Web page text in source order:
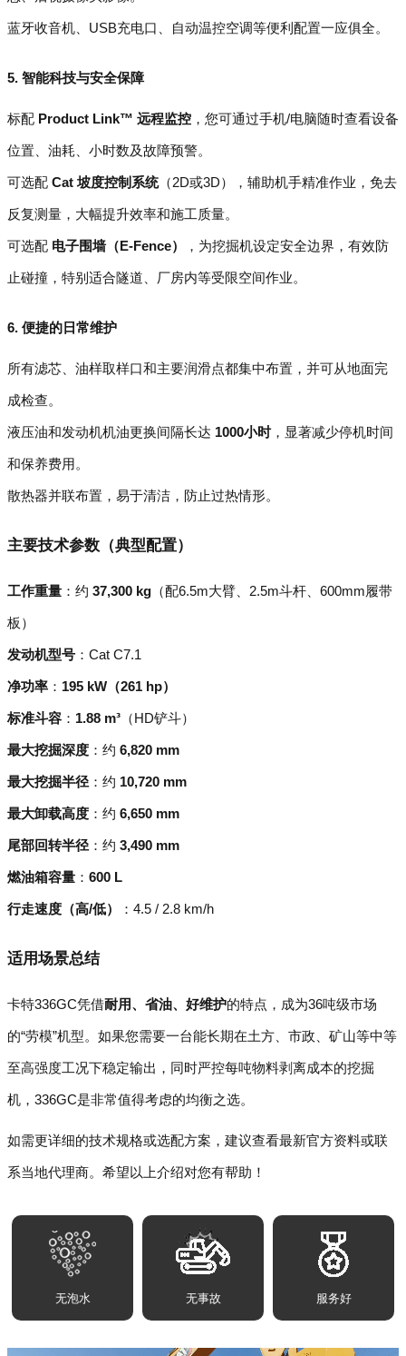
蓝牙收音机、USB充电口、自动温控空调等便利配置一应俱全。
5. 智能科技与安全保障
标配 Product Link™ 远程监控 ，您可通过手机/电脑随时查看设备
位置、油耗、小时数及故障预警。
可选配 Cat 坡度控制系统（2D或3D），辅助机手精准作业，免去
反复测量，大幅提升效率和施工质量。
可选配 电子围墙（E-Fence） ，为挖掘机设定安全边界，有效防
止碰撞，特别适合隧道、厂房内等受限空间作业。
6. 便捷的日常维护
所有滤芯、油样取样口和主要润滑点都集中布置，并可从地面完
成检查。
液压油和发动机机油更换间隔长达 1000小时，显著减少停机时间
和保养费用。
散热器并联布置，易于清洁，防止过热情形。
主要技术参数（典型配置）
工作重量 ：约 37,300 kg （配6.5m大臂、2.5m斗杆、600mm履带
板）
发动机型号 ：Cat C7.1
净功率 ： 195 kW（261 hp）
标准斗容 ： 1.88 m³ （HD铲斗）
最大挖掘深度 ：约 6,820 mm
最大挖掘半径 ：约 10,720 mm
最大卸载高度 ：约 6,650 mm
尾部回转半径 ：约 3,490 mm
燃油箱容量 ： 600 L
行走速度（高/低） ：4.5 / 2.8 km/h
适用场景总结
卡特336GC凭借耐用、省油、好维护的特点，成为36吨级市场
的“劳模”机型。如果您需要一台能长期在土方、市政、矿山等中等
至高强度工况下稳定输出，同时严控每吨物料剥离成本的挖掘
机，336GC是非常值得考虑的均衡之选。
如需更详细的技术规格或选配方案，建议查看最新官方资料或联
系当地代理商。希望以上介绍对您有帮助！
无泡水 无事故 服务好